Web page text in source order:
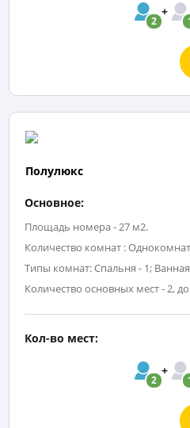
2
Полулюкс
Основное:
Площадь номера - 27 м2.
Количество комнат :
Типы комнат: Спальня - 1;
Количество основных мест - 2,
Кол-во мест:
2